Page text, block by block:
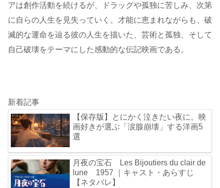
アは創作活動を続けるが、ドラッグや孤独に苦しみ、次第
に自らの人生を見失っていく。才能に恵まれながらも、破
滅的な運命を辿る彼の人生を描いた、芸術と孤独、そして
自己破壊をテーマにした感動的な伝記映画である。
新着記事
【保存版】とにかく泣きたい夜に。映
画好きが選ぶ「涙腺崩壊」する洋画5
選
月夜の宝石 Les Bijoutiers du clair de
lune 1957 ｜キャスト・あらすじ
【ネタバレ】